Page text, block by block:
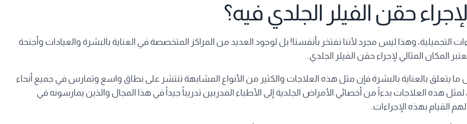
حقن الفيلر الجلدي فيه؟
وهذا ليس مجرد لأننا نفتخر بأنفسنا! بل لوجود العديد من المراكز المتخصصة في العناية بالبشرة والعيادات وأجنحة
المثالي لإجراء حقن الفيلر الجلدي.
يتعلق بالعناية بالبشرة فإن مثل هذه العلاجات والكثير من الأنواع المشابهة تنتشر على نطاق واسع وتمارس في جميع أنحاء
هذه العلاجات بدءاً من أخصائي الأمراض الجلدية إلى الأطباء المدربين تدريباً جيداً في هذا المجال والذين يمارسونه في
القيام بهذه الإجراءات.